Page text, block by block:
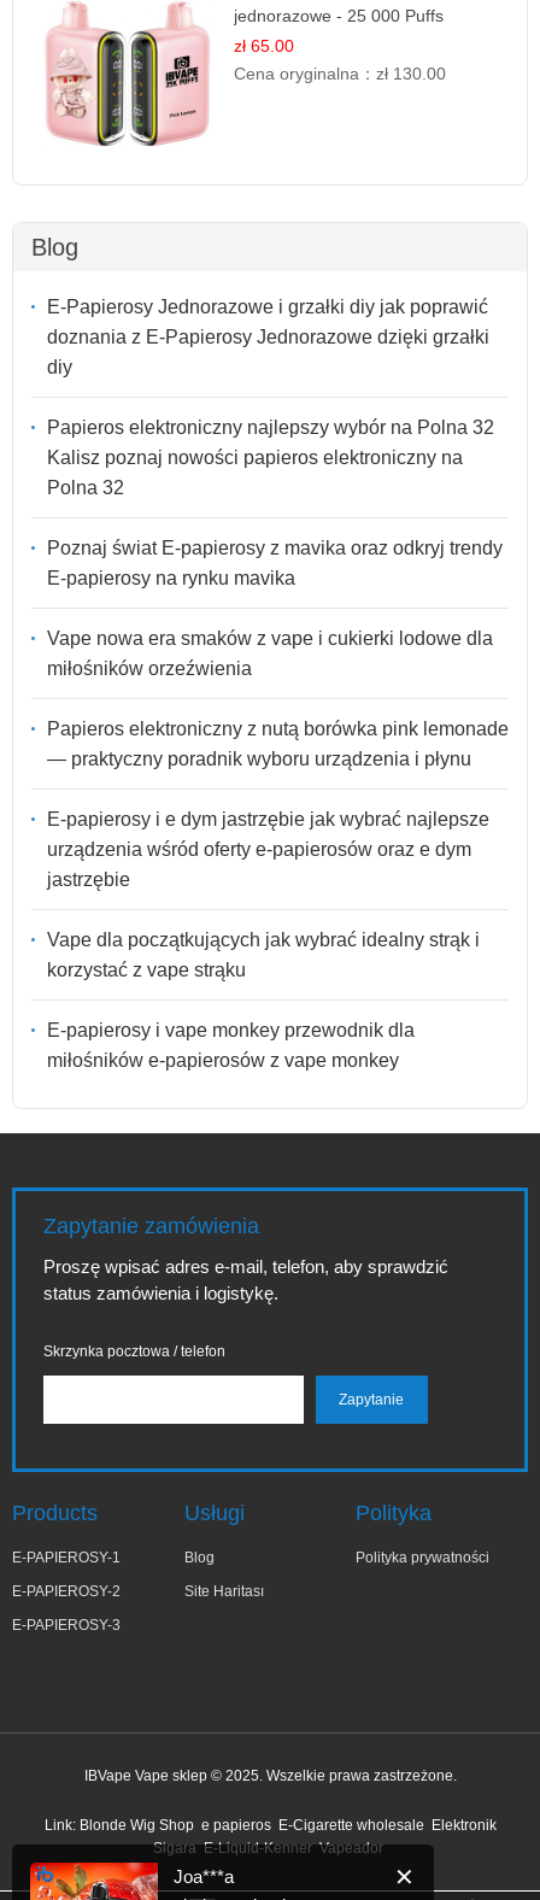
jednorazowe - 25 000 Puffs
zł 65.00
Cena oryginalna：zł 130.00
Blog
E-Papierosy Jednorazowe i grzałki diy jak poprawić
doznania z E-Papierosy Jednorazowe dzięki grzałki
diy
Papieros elektroniczny najlepszy wybór na Polna 32
Kalisz poznaj nowości papieros elektroniczny na
Polna 32
Poznaj świat E-papierosy z mavika oraz odkryj trendy
E-papierosy na rynku mavika
Vape nowa era smaków z vape i cukierki lodowe dla
miłośników orzeźwienia
Papieros elektroniczny z nutą borówka pink lemonade
— praktyczny poradnik wyboru urządzenia i płynu
E-papierosy i e dym jastrzębie jak wybrać najlepsze
urządzenia wśród oferty e-papierosów oraz e dym
jastrzębie
Vape dla początkujących jak wybrać idealny strąk i
korzystać z vape strąku
E-papierosy i vape monkey przewodnik dla
miłośników e-papierosów z vape monkey
Zapytanie zamówienia
Proszę wpisać adres e-mail, telefon, aby sprawdzić
status zamówienia i logistykę.
Skrzynka pocztowa / telefon
Products
E-PAPIEROSY-1
E-PAPIEROSY-2
E-PAPIEROSY-3
Usługi
Blog
Site Haritası
Polityka
Polityka prywatności
IBVape Vape sklep © 2025. Wszelkie prawa zastrzeżone.
Link: Blonde Wig Shop e papieros E-Cigarette wholesale
Elektronik
Sigara E-Liquid-Kenner Vapeador
niedawno kupiony